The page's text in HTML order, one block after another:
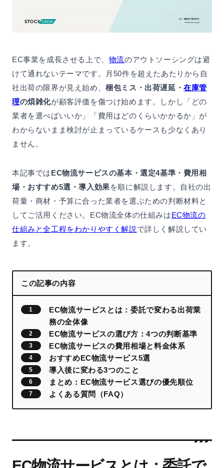
EC事業を成長させる上で、 物流のアウトソーシングは避
けて通れないテーマです。月50件を超えたあたりから自
社出荷の限界が見え始め、梱包ミス・出荷遅延・在庫管
理の煩雑化が顧客評価を傷つけ始めます。しかし「どの
業者を選べばいいか」「費用はどのくらいかかるか」が
わからないまま検討が止まっているケースも少なくあり
ません。
本記事ではEC物流サービスの基本・選定4基準・費用相
場・おすすめ5選・導入効果を順に解説します。自社の出
荷量・商材・予算に合った業者を選ぶための判断材料と
してご活用ください。EC物流全体の仕組みはEC物流の
仕組みと全工程をわかりやすく解説 で詳しく解説してい
ます。
この記事の内容
EC物流サービスとは：委託で変わる出荷業
務の全体像
EC物流サービスの選び方：4つの判断基準
EC物流サービスの費用相場と料金体系
おすすめEC物流サービス5選
導入後に変わる3つのこと
まとめ：EC物流サービス選びの優先順位
よくある質問（FAQ）